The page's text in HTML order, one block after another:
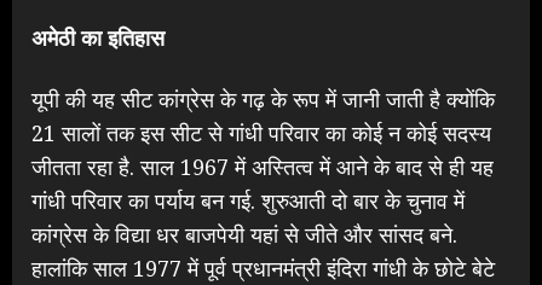
अमेठी का इतिहास
यूपी की यह सीट कांग्रेस के गढ़ के रूप में जानी जाती है क्योंकि
21 सालों तक इस सीट से गांधी परिवार का कोई न कोई सदस्य
जीतता रहा है. साल 1967 में अस्तित्व में आने के बाद से ही यह
गांधी परिवार का पर्याय बन गई. शुरुआती दो बार के चुनाव में
कांग्रेस के विद्या धर बाजपेयी यहां से जीते और सांसद बने.
हालांकि साल 1977 में पूर्व प्रधानमंत्री इंदिरा गांधी के छोटे बेटे